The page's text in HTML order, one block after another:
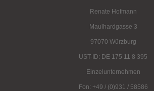
Renate Hofmann
Maulhardgasse 3
97070 Würzburg
UST-ID: DE 175 11 8 395
Einzelunternehmen
Fon: +49 / (0)931 / 58586